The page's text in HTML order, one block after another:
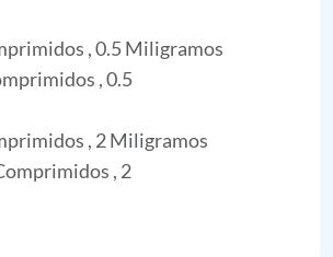
, 0.5 Miligramos
, 0.5
, 2 Miligramos
, 2